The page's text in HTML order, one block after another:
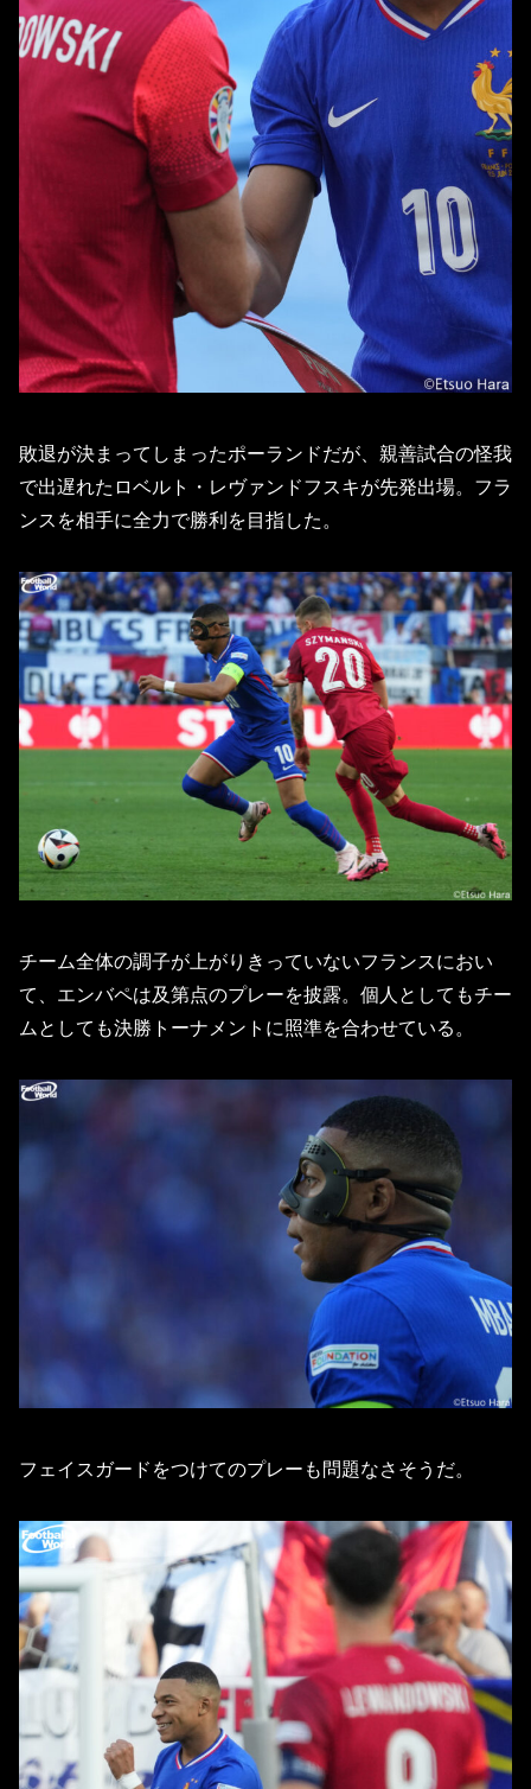
敗退が決まってしまったポーランドだが、親善試合の怪我
で出遅れたロベルト・レヴァンドフスキが先発出場。フラ
ンスを相手に全力で勝利を目指した。
チーム全体の調子が上がりきっていないフランスにおい
て、エンバペは及第点のプレーを披露。個人としてもチー
ムとしても決勝トーナメントに照準を合わせている。
フェイスガードをつけてのプレーも問題なさそうだ。